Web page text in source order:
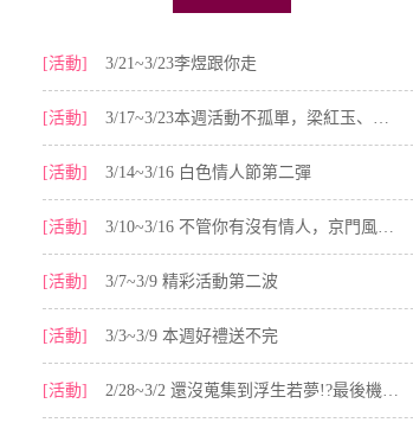
[活動] 3/21~3/23李煜跟你走
[活動] 3/17~3/23本週活動不孤單，梁紅玉、蘇小妹等你拿
[活動] 3/14~3/16 白色情人節第二彈
[活動] 3/10~3/16 不管你有沒有情人，京門風月讓你不孤單
[活動] 3/7~3/9 精彩活動第二波
[活動] 3/3~3/9 本週好禮送不完
[活動] 2/28~3/2 還沒蒐集到浮生若夢!?最後機會別錯過